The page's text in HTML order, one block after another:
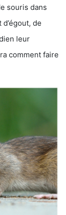
souris dans
de
leur
comment faire